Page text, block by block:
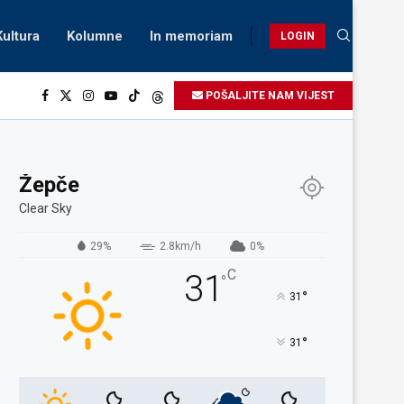
Kolumne In memoriam LOGIN
POŠALJITE NAM VIJEST
Žepče
Clear Sky
29% 2.8km/h 0%
31°C
31 °
31 °